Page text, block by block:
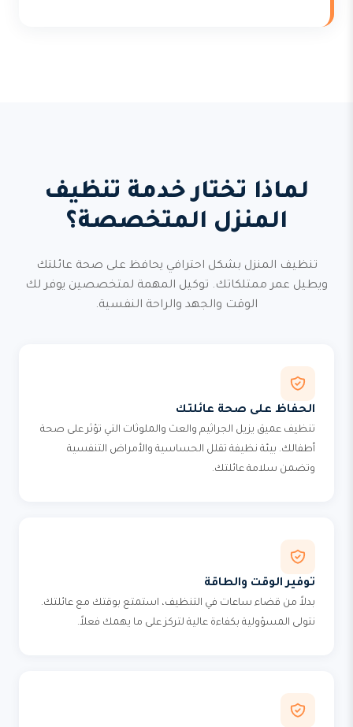
لماذا تختار خدمة تنظيف
المنزل المتخصصة؟
تنظيف المنزل بشكل احترافي يحافظ على صحة عائلتك
ويطيل عمر ممتلكاتك. توكيل المهمة لمتخصصين يوفر لك
الوقت والجهد والراحة النفسية.
الحفاظ على صحة عائلتك
تنظيف عميق يزيل الجراثيم والعث والملوثات التي تؤثر على صحة
أطفالك. بيئة نظيفة تقلل الحساسية والأمراض التنفسية
وتضمن سلامة عائلتك.
توفير الوقت والطاقة
بدلاً من قضاء ساعات في التنظيف، استمتع بوقتك مع عائلتك.
نتولى المسؤولية بكفاءة عالية لتركز على ما يهمك فعلاً.